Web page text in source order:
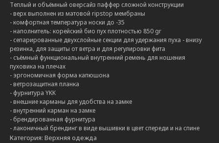
Теплый и объёмный оверсайз паффер сложной конструкции
- верх выполнен из матовой ripstop мембраны
- комфортная температура носки до -35
- наполнитель: корейский био пух плотностью 850 gr
- сепарированные двухслойные секции для удержания пуха - внизу
резинка, для защиты от ветра и для регулировки фита
- съёмный функциональный внутренний ремень для ношения
пуховика на плечах
- эргономичная форма капюшона
- ветрозащитная планка
- фурнитура YKK
- внешние карманы для удобства на замке
- внутренний карман на замке
- брендированная фурнитура
- лаконичный брендинг в виде вышивки в цвет спереди и на спине
Категория: Верхняя одежда